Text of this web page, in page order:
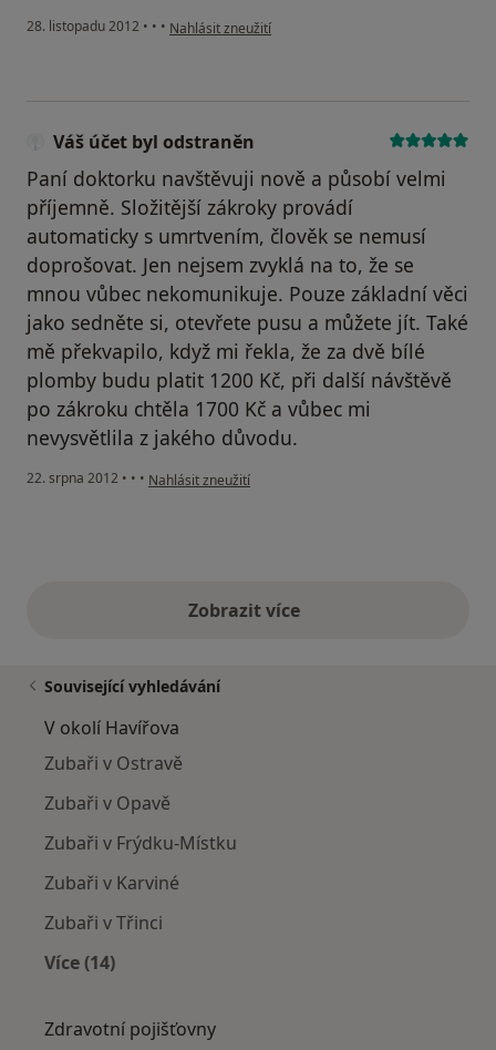
28. listopadu 2012 • • • podle názoru uživatele Váš účet byl odstraněn
Nahlásit zneužití
Váš účet byl odstraněn
Paní doktorku navštěvuji nově a působí velmi
příjemně. Složitější zákroky provádí
automaticky s umrtvením, člověk se nemusí
doprošovat. Jen nejsem zvyklá na to, že se
mnou vůbec nekomunikuje. Pouze základní věci
jako sedněte si, otevřete pusu a můžete jít. Také
mě překvapilo, když mi řekla, že za dvě bílé
plomby budu platit 1200 Kč, při další návštěvě
po zákroku chtěla 1700 Kč a vůbec mi
nevysvětlila z jakého důvodu.
22. srpna 2012 • • • podle názoru uživatele Váš účet byl odstraněn
Nahlásit zneužití
Zobrazit vícevýše uvedené názory
Související vyhledávání
V okolí Havířova
Zubaři v Ostravě
Zubaři v Opavě
Zubaři v Frýdku-Místku
Zubaři v Karviné
Zubaři v Třinci
Více (14)
Zdravotní pojišťovny